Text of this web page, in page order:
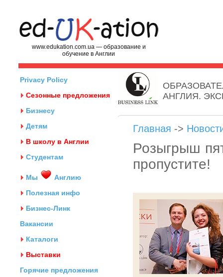
www.edukation.com.ua — образование и
обучение в Англии
Privacy Policy
Сезонные предложения
Бизнесу
Детям
В школу в Англии
Студентам
Мы
Англию
Полезная инфо
Бизнес-Линк
Вакансии
Каталоги
Выставки
Горячие предложения
АНГЛИЯ.
Главная ->
Розыгрыш
пропустите!